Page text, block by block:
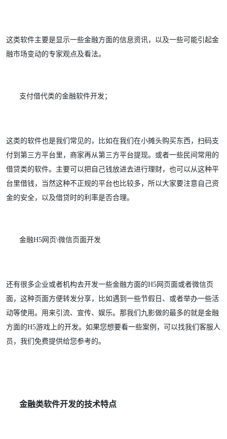
这类软件主要是显示一些金融方面的信息资讯，以及一些可能引起金
融市场变动的专家观点及看法。
支付借代类的金融软件开发；
这类的软件也是我们常见的，比如在我们在小摊头购买东西，扫码支
付到第三方平台里，商家再从第三方平台提现。或者一些民间常用的
借贷类的软件。主要可以把自己钱放进去进行理财，也可以从这种平
台里借钱，当然这种不正规的平台也比较多，所以大家要注意自己资
金的安全，以及借贷时的利率是否合理。
金融H5网页\微信页面开发
还有很多企业或者机构去开发一些金融方面的H5网页面或者微信页
面，这种页面方便转发分享，比如遇到一些节假日、或者举办一些活
动等使用。用来引流、宣传、娱乐。那我们九影做的最多的就是金融
方面的H5游戏上的开发。如果您想要看一些案例，可以找我们客服人
员，我们免费提供给您参考的。
金融类软件开发的技术特点